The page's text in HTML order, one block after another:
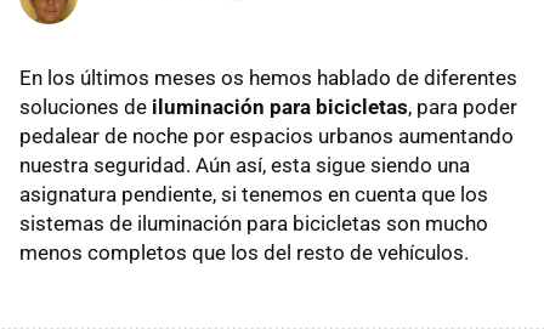
En los últimos meses os hemos hablado de diferentes
soluciones de iluminación para bicicletas, para poder
pedalear de noche por espacios urbanos aumentando
nuestra seguridad. Aún así, esta sigue siendo una
asignatura pendiente, si tenemos en cuenta que los
sistemas de iluminación para bicicletas son mucho
menos completos que los del resto de vehículos.